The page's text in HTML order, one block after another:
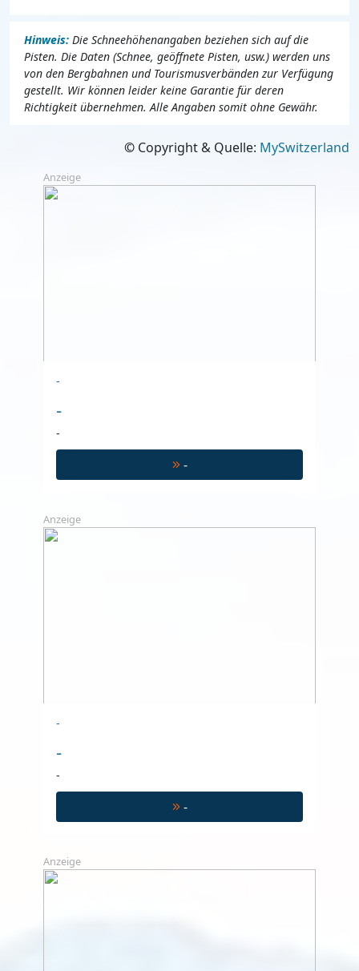
Hinweis: Die Schneehöhenangaben beziehen sich auf die
Pisten. Die Daten (Schnee, geöffnete Pisten, usw.) werden uns
von den Bergbahnen und Tourismusverbänden zur Verfügung
gestellt. Wir können leider keine Garantie für deren
Richtigkeit übernehmen. Alle Angaben somit ohne Gewähr.
© Copyright & Quelle: MySwitzerland
Anzeige
-
-
-
-
Anzeige
-
-
-
-
Anzeige